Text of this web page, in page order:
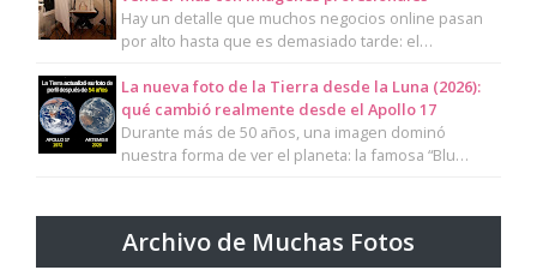
Hay un detalle que muchos negocios online pasan
por alto hasta que es demasiado tarde: el…
La nueva foto de la Tierra desde la Luna (2026):
qué cambió realmente desde el Apollo 17
Durante más de 50 años, una imagen dominó
nuestra forma de ver el planeta: la famosa “Blu…
Archivo de Muchas Fotos